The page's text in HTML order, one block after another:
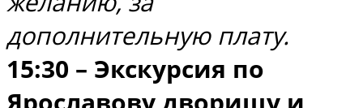
дополнительную плату.
15:30 – Экскурсия по